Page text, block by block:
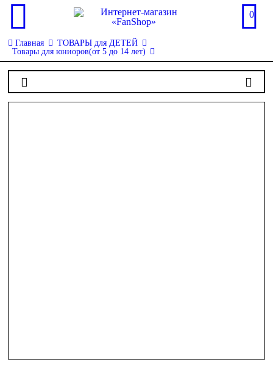
0
Главная
ТОВАРЫ для ДЕТЕЙ
Товары для юниоров(от 5 до 14 лет)